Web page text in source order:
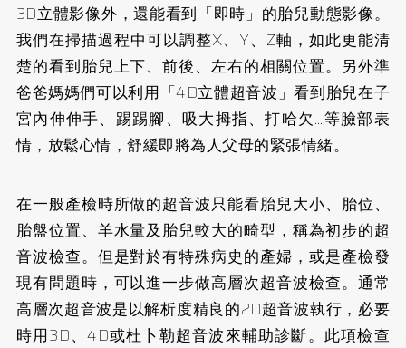
3D立體影像外，還能看到「即時」的胎兒動態影像。
我們在掃描過程中可以調整X、Y、Z軸，如此更能清
楚的看到胎兒上下、前後、左右的相關位置。另外準
爸爸媽媽們可以利用「4D立體超音波」看到胎兒在子
宮內伸伸手、踢踢腳、吸大拇指、打哈欠…等臉部表
情，放鬆心情，舒緩即將為人父母的緊張情緒。
在一般產檢時所做的超音波只能看胎兒大小、胎位、
胎盤位置、羊水量及胎兒較大的畸型，稱為初步的超
音波檢查。但是對於有特殊病史的產婦，或是產檢發
現有問題時，可以進一步做高層次超音波檢查。通常
高層次超音波是以解析度精良的2D超音波執行，必要
時用3D、4D或杜卜勒超音波來輔助診斷。此項檢查